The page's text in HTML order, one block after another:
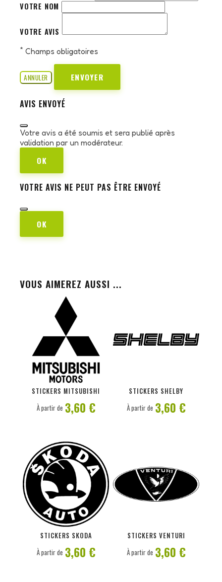
VOTRE NOM
VOTRE AVIS
* Champs obligatoires
ANNULER ENVOYER
AVIS ENVOYÉ
Votre avis a été soumis et sera publié après
validation par un modérateur.
OK
VOTRE AVIS NE PEUT PAS ÊTRE ENVOYÉ
OK
VOUS AIMEREZ AUSSI ...
STICKERS MITSUBISHI
PERSONNALISER
À partir de 3,60 €
STICKERS SHELBY
À partir de 3,60 €
STICKERS SKODA
PERSONNALISER
À partir de 3,60 €
STICKERS VENTURI
À partir de 3,60 €